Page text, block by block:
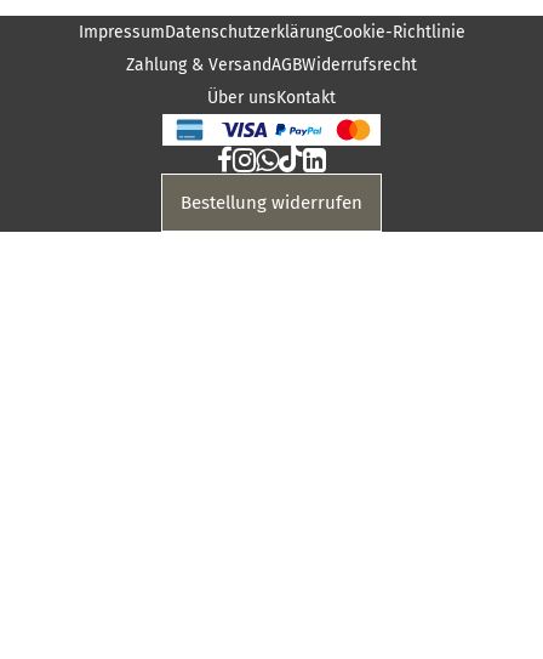
ImpressumDatenschutzerklärungCookie-Richtlinie
Zahlung & VersandAGBWiderrufsrecht
Über unsKontakt
Bestellung widerrufen